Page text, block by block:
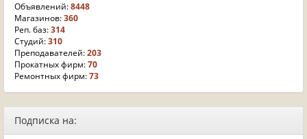
Объявлений:8448
Магазинов:360
Реп. баз:314
Студий:310
Преподавателей:203
Прокатных фирм:70
Ремонтных фирм:73
Подписка на: